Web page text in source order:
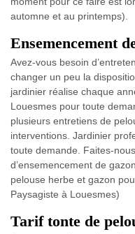
automne et au printemps).
Ensemencement
Avez-vous besoin
changer un peu la
jardinier réalise chaque
Louesmes pour toute
plusieurs entretiens de
interventions. Jardinier
toute demande. Faites-
d’ensemencement de
pelouse herbe et gazon
Paysagiste à Louesmes)
Tarif tonte de